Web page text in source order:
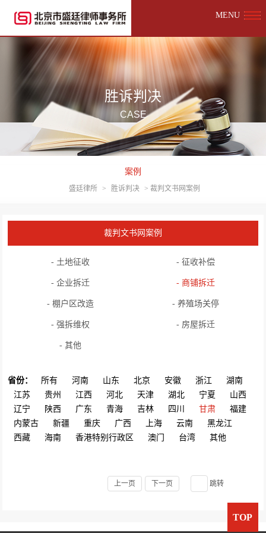
MENU
胜诉判决
CASE
案例
盛廷律所 > 胜诉判决 > 裁判文书网案例
裁判文书网案例
- 土地征收 - 征收补偿
- 企业拆迁 - 商铺拆迁
- 棚户区改造 - 养殖场关停
- 强拆维权 - 房屋拆迁
- 其他
省份： 所有 河南 山东 北京 安徽 浙江
湖南
江苏
贵州 江西 河北 天津 湖北 宁夏
山西
辽宁
陕西 广东 青海 吉林 四川 甘肃
福建
内蒙古
新疆 重庆 广西 上海 云南
黑龙江
西藏
海南 香港特别行政区 澳门 台湾 其他
上一页 下一页 跳转
TOP